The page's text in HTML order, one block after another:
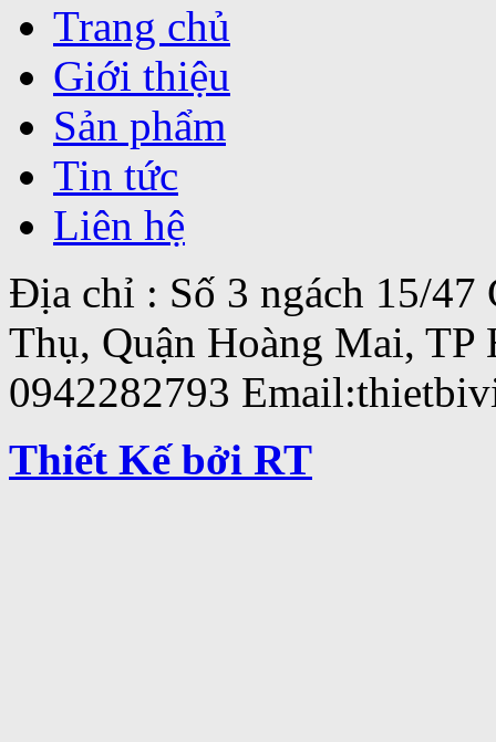
Trang chủ
Giới thiệu
Sản phẩm
Tin tức
Liên hệ
Địa chỉ : Số 3 ngách 15/47
Thụ, Quận Hoàng Mai, TP
0942282793
Thiết Kế bởi RT